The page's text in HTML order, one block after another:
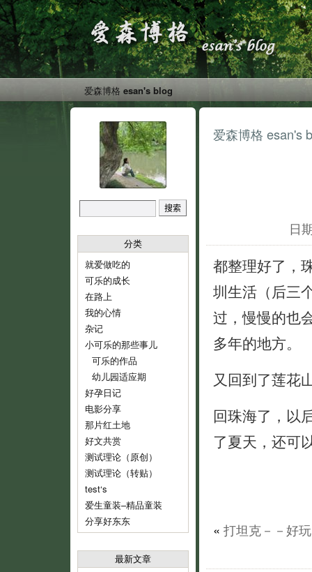
爱森博格 esan's blog
分类
就爱做吃的
可乐的成长
在路上
我的心情
杂记
小可乐的那些事儿
可乐的作品
幼儿园适应期
好孕日记
电影分享
那片红土地
好文共赏
测试理论（原创）
测试理论（转贴）
test‘s
爱生童装–精品童装
分享好东东
最新文章
爱森博格 esan's
日
都整理好了，
圳生活（后三
过，慢慢的也
多年的地方。
又回到了莲花
回珠海了，以
了夏天，还可
« 打坦克－－好